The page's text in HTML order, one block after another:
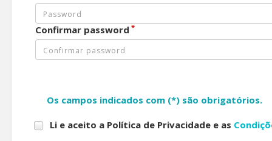
Confirmar password *
Os campos indicados com (*) são obrigatórios.
Li e aceito a Política de Privacidade e as